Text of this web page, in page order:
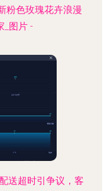
粉色玫瑰花卉浪漫
_图片 -
送超时引争议，客